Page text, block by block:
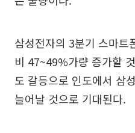
삼성전자의 3분기 스마트
비 47~49%가량 증가할
도 갈등으로 인도에서 삼
늘어날 것으로 기대된다.